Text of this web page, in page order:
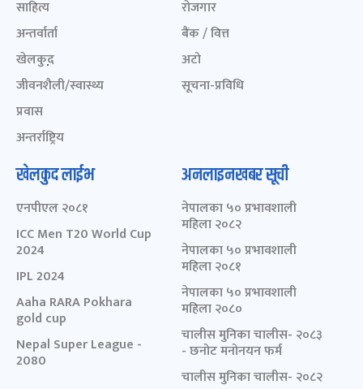
साहित्य
अन्तर्वार्ता
खेलकुद़़
जीवनशैली/स्वास्थ्य
प्रवास
अन्तर्राष्ट्रिय
रोजगार
बैंक / वित्त
अटो
सूचना-प्रविधि
खेलकुद लाईभ
एनपीएल २०८१
ICC Men T20 World Cup
2024
IPL 2024
Aaha RARA Pokhara
gold cup
Nepal Super League -
2080
अनलाइनखबर सूची
नेपालका ५० प्रभावशाली
महिला २०८२
नेपालका ५० प्रभावशाली
महिला २०८१
नेपालका ५० प्रभावशाली
महिला २०८०
चालीस मुनिका चालीस- २०८३
- छनोट मनोनयन फर्म
चालीस मुनिका चालीस- २०८२